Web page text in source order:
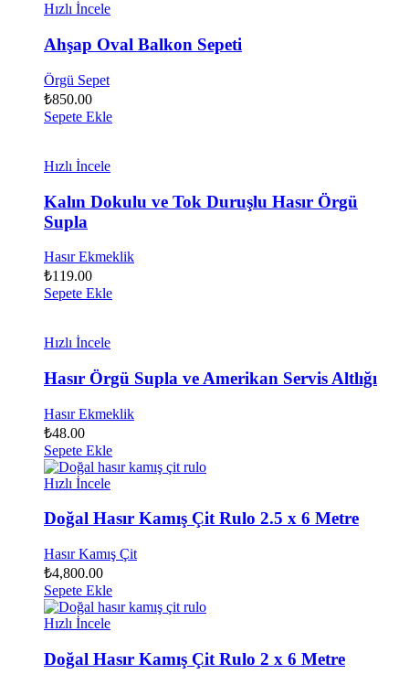
Hızlı İncele
Ahşap Oval Balkon Sepeti
Örgü Sepet
₺850.00
Sepete Ekle
Hızlı İncele
Kalın Dokulu ve Tok Duruşlu Hasır Örgü
Supla
Hasır Ekmeklik
₺119.00
Sepete Ekle
Hızlı İncele
Hasır Örgü Supla ve Amerikan Servis Altlığı
Hasır Ekmeklik
₺48.00
Sepete Ekle
Hızlı İncele
Doğal Hasır Kamış Çit Rulo 2.5 x 6 Metre
Hasır Kamış Çit
₺4,800.00
Sepete Ekle
Hızlı İncele
Doğal Hasır Kamış Çit Rulo 2 x 6 Metre